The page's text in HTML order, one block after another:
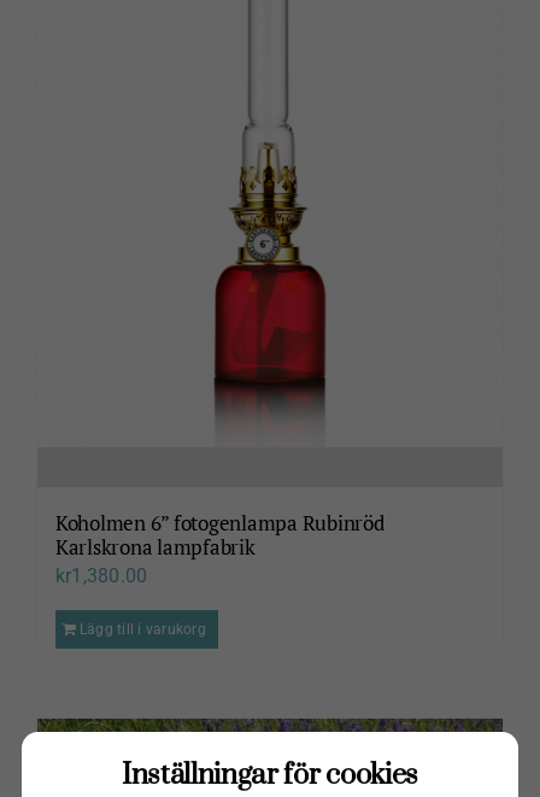
Koholmen 6” fotogenlampa Rubinröd
Karlskrona lampfabrik
kr1,380.00
Lägg till i varukorg
Inställningar för cookies